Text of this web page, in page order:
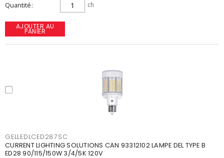
Quantité ch
AJOUTER AU
PANIER
GELLEDLCED287SC
CURRENT LIGHTING SOLUTIONS CAN 93312102 LAMPE DEL TYPE B
ED28 90/115/150W 3/4/5K 120V